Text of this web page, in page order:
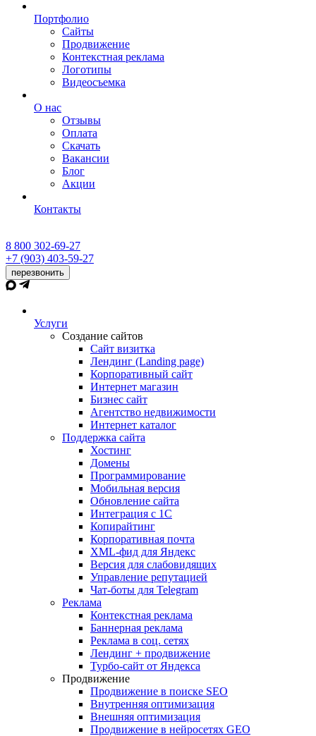
Портфолио
Сайты
Продвижение
Контекстная реклама
Логотипы
Видеосъемка
О нас
Отзывы
Оплата
Скачать
Вакансии
Блог
Акции
Контакты
8 800 302-69-27
+7 (903) 403-59-27
перезвонить
Услуги
Создание сайтов
Сайт визитка
Лендинг (Landing page)
Корпоративный сайт
Интернет магазин
Бизнес сайт
Агентство недвижимости
Интернет каталог
Поддержка сайта
Хостинг
Домены
Программирование
Мобильная версия
Обновление сайта
Интеграция с 1С
Копирайтинг
Корпоративная почта
XML-фид для Яндекс
Версия для слабовидящих
Управление репутацией
Чат-боты для Telegram
Реклама
Контекстная реклама
Баннерная реклама
Реклама в соц. сетях
Лендинг + продвижение
Турбо-сайт от Яндекса
Продвижение
Продвижение в поиске SEO
Внутренняя оптимизация
Внешняя оптимизация
Продвижение в нейросетях GEO